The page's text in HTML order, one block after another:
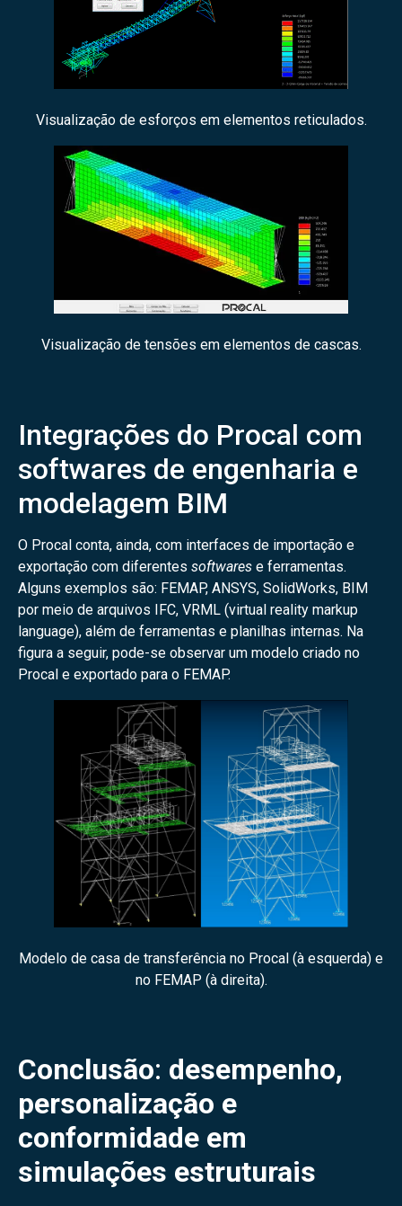
Visualização de esforços em elementos reticulados.
Visualização de tensões em elementos de cascas.
Integrações do Procal com
softwares de engenharia e
modelagem BIM
O Procal conta, ainda, com interfaces de importação e
exportação com diferentes softwares e ferramentas.
Alguns exemplos são: FEMAP, ANSYS, SolidWorks, BIM
por meio de arquivos IFC, VRML (virtual reality markup
language), além de ferramentas e planilhas internas. Na
figura a seguir, pode-se observar um modelo criado no
Procal e exportado para o FEMAP.
Modelo de casa de transferência no Procal (à esquerda) e
no FEMAP (à direita).
Conclusão: desempenho,
personalização e
conformidade em
simulações estruturais